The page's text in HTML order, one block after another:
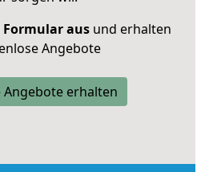
Formular ausund erhalten
Angebote
Angebote erhalten